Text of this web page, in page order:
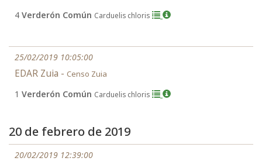
4 Verderón Común Carduelis chloris
25/02/2019 10:05:00
EDAR Zuia - Censo Zuia
1 Verderón Común Carduelis chloris
20 de febrero de 2019
20/02/2019 12:39:00